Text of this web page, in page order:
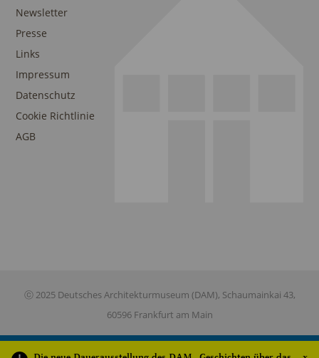
Newsletter
Presse
Links
Impressum
Datenschutz
Cookie Richtlinie
AGB
ⓒ 2025 Deutsches Architekturmuseum (DAM), Schaumainkai 43,
60596 Frankfurt am Main